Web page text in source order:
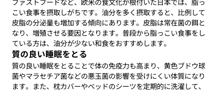
こい食事を摂取しがちです。油分を多く摂取すると、比例して
皮脂の分泌量も増加する傾向にあります。皮脂は常在菌の餌と
なり、増殖させる要因となります。普段から脂っこい食事をし
ている方は、油分が少ない和食をおすすめします。
質の良い睡眠をとる
質の良い睡眠をとることで体の免疫力も高まり、黄色ブドウ球
菌やマラセチア菌などの悪玉菌の影響を受けにくい体質になり
ます。また、枕カバーやベッドのシーツを定期的に洗濯して、